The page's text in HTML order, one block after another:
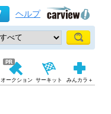
ヘルプ
オークション サーキット みんカラ＋